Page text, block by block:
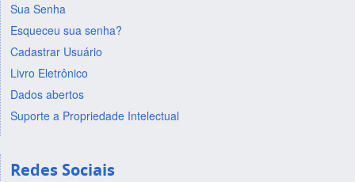
Sua Senha
Esqueceu sua senha?
Cadastrar Usuário
Livro Eletrônico
Dados abertos
Suporte a Propriedade Intelectual
Redes Sociais